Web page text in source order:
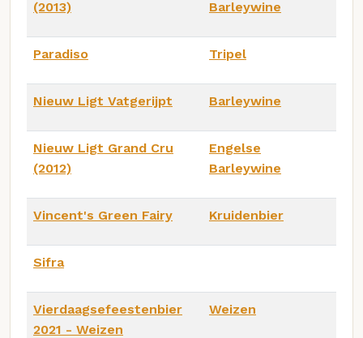
(2013) Barleywine
Paradiso Tripel
Nieuw Ligt Vatgerijpt Barleywine
Nieuw Ligt Grand Cru
(2012)
Engelse
Barleywine
Vincent's Green Fairy Kruidenbier
Sifra
Vierdaagsefeestenbier
2021 - Weizen
Weizen